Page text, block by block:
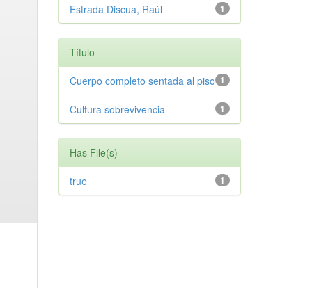
1
Estrada Discua, Raúl
Título
1
Cuerpo completo sentada al piso
1
Cultura sobrevivencia
Has File(s)
1
true